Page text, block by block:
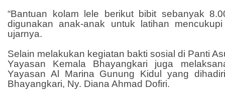
“Bantuan kolam lele berikut bibit sebanyak
digunakan anak-anak untuk latihan
ujarnya.
Selain melakukan kegiatan bakti sosial di Panti
Yayasan Kemala Bhayangkari juga
Yayasan Al Marina Gunung Kidul yang
Bhayangkari, Ny. Diana Ahmad Dofiri.